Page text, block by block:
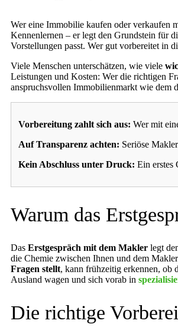
Wer eine Immobilie kaufen oder verkaufen
Kennenlernen – er legt den Grundstein für
Vorstellungen passt. Wer gut vorbereitet in
Viele Menschen unterschätzen, wie viele
Leistungen und Kosten: Wer die richtigen
anspruchsvollen Immobilienmarkt wie dem
Vorbereitung zahlt sich aus: Wer mit
Auf Transparenz achten: Seriöse
Kein Abschluss unter Druck: Ein erstes
Warum das
Das Erstgespräch mit dem Makler legt
die Chemie zwischen Ihnen und dem
Fragen stellt, kann frühzeitig erkennen, ob
Ausland wagen und sich vorab in
Die richtige